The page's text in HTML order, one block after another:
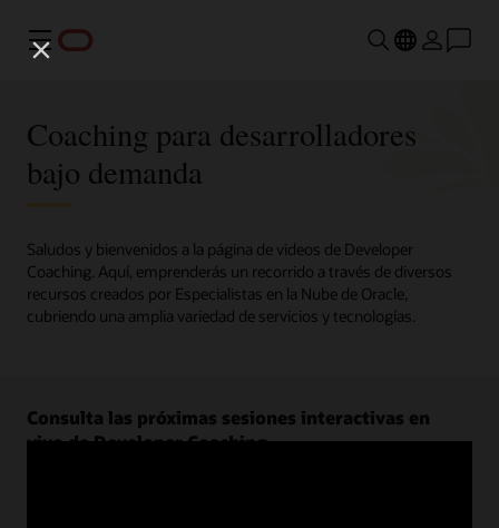
Menú
Coaching para desarrolladores
bajo demanda
Saludos y bienvenidos a la página de videos de Developer
Coaching. Aquí, emprenderás un recorrido a través de diversos
recursos creados por Especialistas en la Nube de Oracle,
cubriendo una amplia variedad de servicios y tecnologías.
Consulta las próximas sesiones interactivas en
vivo de Developer Coaching.